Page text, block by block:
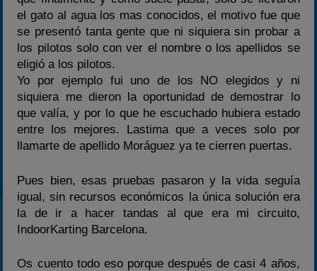
el gato al agua los mas conocidos, el motivo fue que
se presentó tanta gente que ni siquiera sin probar a
los pilotos solo con ver el nombre o los apellidos se
eligió a los pilotos.
Yo por ejemplo fui uno de los NO elegidos y ni
siquiera me dieron la oportunidad de demostrar lo
que valía, y por lo que he escuchado hubiera estado
entre los mejores. Lastima que a veces solo por
llamarte de apellido Moráguez ya te cierren puertas.
Pues bien, esas pruebas pasaron y la vida seguía
igual, sin recursos económicos la única solución era
la de ir a hacer tandas al que era mi circuito,
IndoorKarting Barcelona.
Os cuento todo eso porque después de casi 4 años,